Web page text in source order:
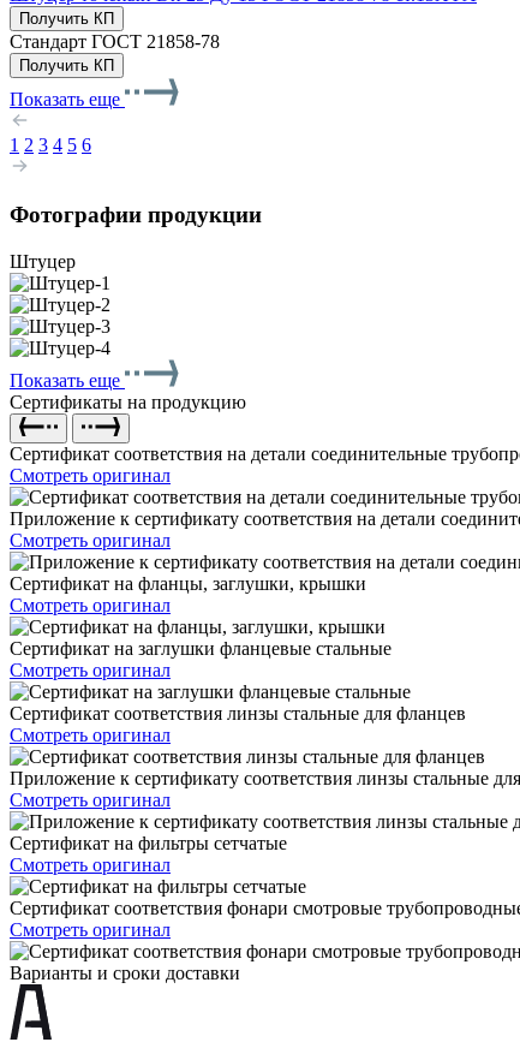
Получить КП
Стандарт ГОСТ 21858-78
Получить КП
Показать еще
1 2 3 4 5 6
Фотографии продукции
Штуцер
Показать еще
Сертификаты на продукцию
Сертификат соответствия на детали соединительные
Смотреть оригинал
Приложение к сертификату соответствия на детали
Смотреть оригинал
Сертификат на фланцы, заглушки, крышки
Смотреть оригинал
Сертификат на заглушки фланцевые стальные
Смотреть оригинал
Сертификат соответствия линзы стальные для фланцев
Смотреть оригинал
Приложение к сертификату соответствия линзы стальные
Смотреть оригинал
Сертификат на фильтры сетчатые
Смотреть оригинал
Сертификат соответствия фонари смотровые
Смотреть оригинал
Варианты и сроки доставки